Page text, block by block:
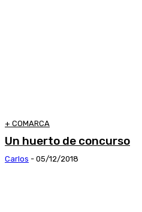
+ COMARCA
Un huerto de concurso
Carlos - 05/12/2018